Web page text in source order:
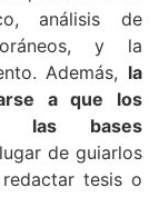
análisis de
y la
Además, la
a que los
las bases
de guiarlos
tesis o